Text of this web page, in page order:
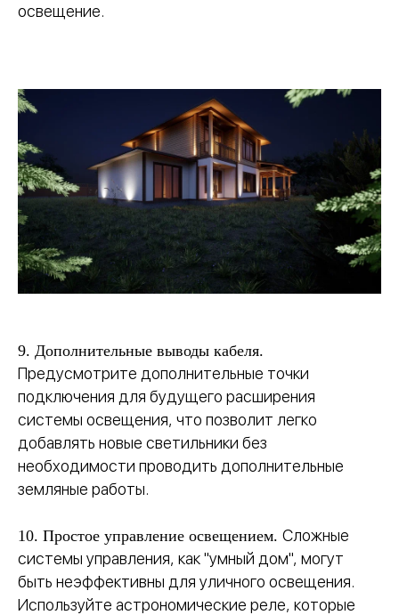
освещение.
9. Дополнительные выводы кабеля.
Предусмотрите дополнительные точки
подключения для будущего расширения
системы освещения, что позволит легко
добавлять новые светильники без
необходимости проводить дополнительные
земляные работы.
10. Простое управление освещением. Сложные
системы управления, как "умный дом", могут
быть неэффективны для уличного освещения.
Используйте астрономические реле, которые